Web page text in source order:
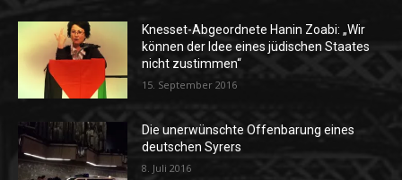
Knesset-Abgeordnete Hanin Zoabi: „Wir
können der Idee eines jüdischen Staates
nicht zustimmen“
15. September 2016
Die unerwünschte Offenbarung eines
deutschen Syrers
8. Juli 2016